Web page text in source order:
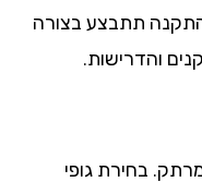
תתבצע בצורה
בחירת גופי